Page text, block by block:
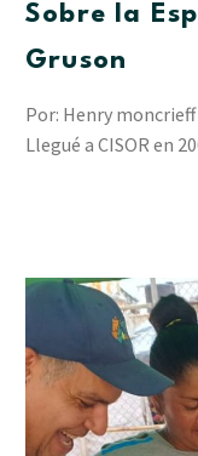
Sobre la
Gruson
Por: Henry
Llegué a CISOR en